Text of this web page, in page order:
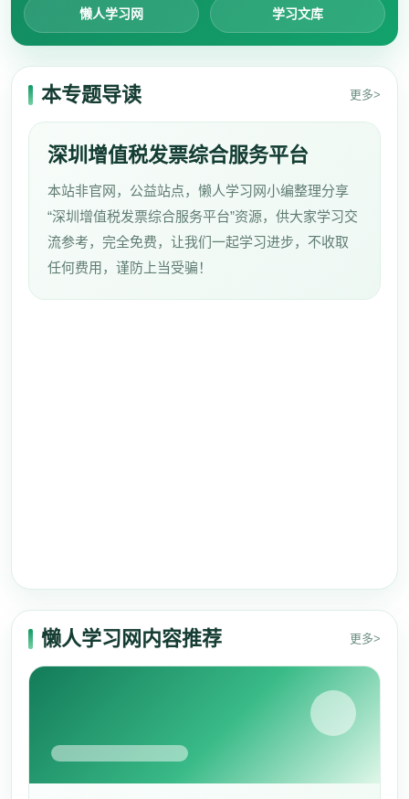
懒人学习网 学习文库
本专题导读 更多>
深圳增值税发票综合服务平台
本站非官网，公益站点，懒人学习网小编整理分享
“深圳增值税发票综合服务平台”资源，供大家学习交
流参考，完全免费，让我们一起学习进步，不收取
任何费用，谨防上当受骗！
懒人学习网内容推荐 更多>